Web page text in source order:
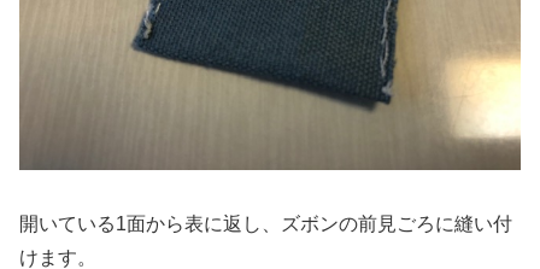
開いている1面から表に返し、ズボンの前見ごろに縫い付
けます。